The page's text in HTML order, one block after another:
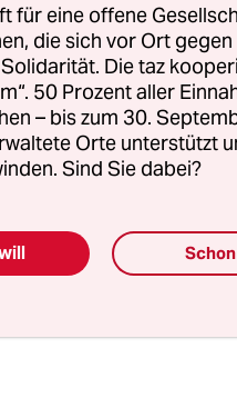
den Dealern und
wollen den
werden: Die
Kreuzberg hat Anfang
Coffeeshop statt
für eine offene
die sich vor Ort
Die taz
50 Prozent aller
– bis zum 30.
Orte unterstützt
Sind Sie dabei?